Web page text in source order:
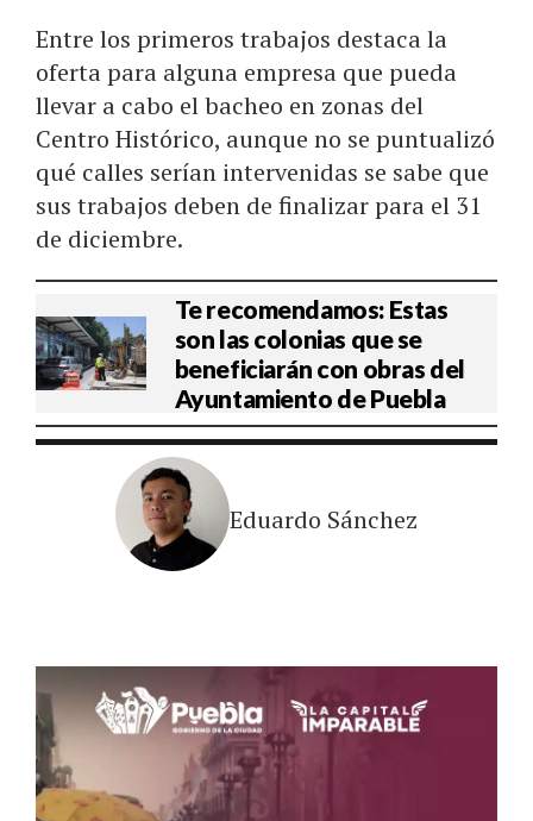
Entre los primeros trabajos destaca la
oferta para alguna empresa que pueda
llevar a cabo el bacheo en zonas del
Centro Histórico, aunque no se puntualizó
qué calles serían intervenidas se sabe que
sus trabajos deben de finalizar para el 31
de diciembre.
Te recomendamos: Estas
son las colonias que se
beneficiarán con obras del
Ayuntamiento de Puebla
Eduardo Sánchez